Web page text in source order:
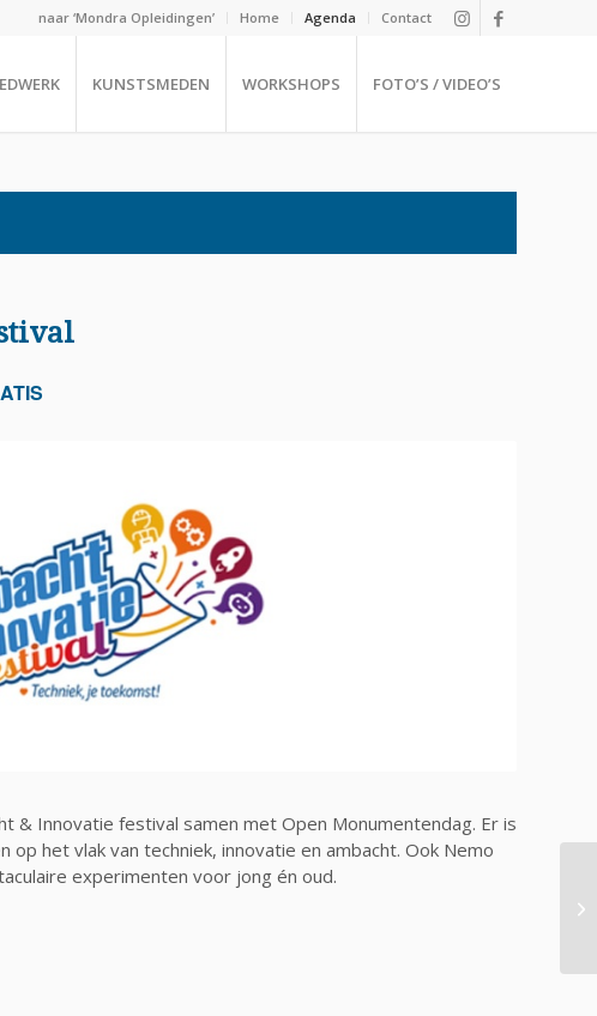
naar ‘Mondra Opleidingen’ Home Agenda Contact
KUNSTSMEDEN WORKSHOPS FOTO’S / VIDEO’S
& Innovatie festival samen met Open Monumentendag. Er is
het vlak van techniek, innovatie en ambacht. Ook Nemo
experimenten voor jong én oud.